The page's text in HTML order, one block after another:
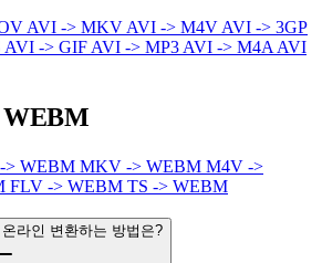
AVI -> MKV AVI -> M4V AVI -> 3GP
AVI -> GIF AVI -> MP3 AVI -> M4A AVI
WEBM
> WEBM MKV -> WEBM M4V ->
FLV -> WEBM TS -> WEBM
라인 변환하는 방법은?